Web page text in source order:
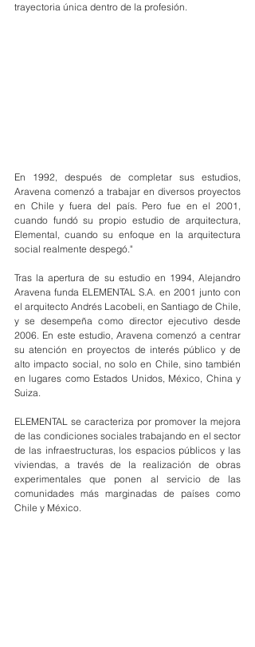
trayectoria única dentro de la profesión.
En 1992, después de completar sus estudios,
Aravena comenzó a trabajar en diversos proyectos
en Chile y fuera del país. Pero fue en el 2001,
cuando fundó su propio estudio de arquitectura,
Elemental, cuando su enfoque en la arquitectura
social realmente despegó."
Tras la apertura de su estudio en 1994, Alejandro
Aravena funda ELEMENTAL S.A. en 2001 junto con
el arquitecto Andrés Lacobeli, en Santiago de Chile,
y se desempeña como director ejecutivo desde
2006. En este estudio, Aravena comenzó a centrar
su atención en proyectos de interés público y de
alto impacto social, no solo en Chile, sino también
en lugares como Estados Unidos, México, China y
Suiza.
ELEMENTAL se caracteriza por promover la mejora
de las condiciones sociales trabajando en el sector
de las infraestructuras, los espacios públicos y las
viviendas, a través de la realización de obras
experimentales que ponen al servicio de las
comunidades más marginadas de países como
Chile y México.